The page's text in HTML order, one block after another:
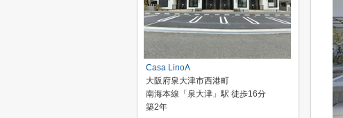
Casa LinoA
大阪府泉大津市西港町
南海本線「泉大津」駅 徒歩16分
築2年